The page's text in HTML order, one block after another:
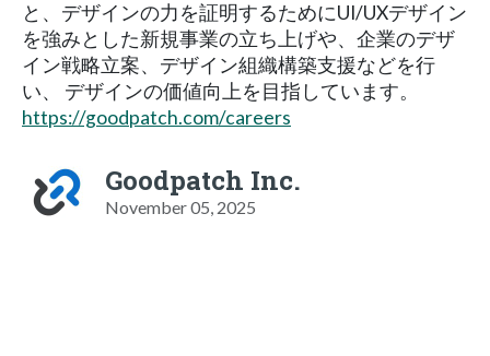
と、デザインの力を証明するためにUI/UXデザイン
を強みとした新規事業の立ち上げや、企業のデザ
イン戦略立案、デザイン組織構築支援などを行
い、 デザインの価値向上を目指しています。
https://goodpatch.com/careers
Goodpatch Inc.
November 05, 2025